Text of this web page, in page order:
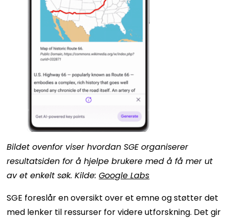
Bildet ovenfor viser hvordan SGE organiserer
resultatsiden for å hjelpe brukere med å få mer ut
av et enkelt søk. Kilde:Google Labs
SGE foreslår en oversikt over et emne og støtter det
med lenker til ressurser for videre utforskning. Det gir